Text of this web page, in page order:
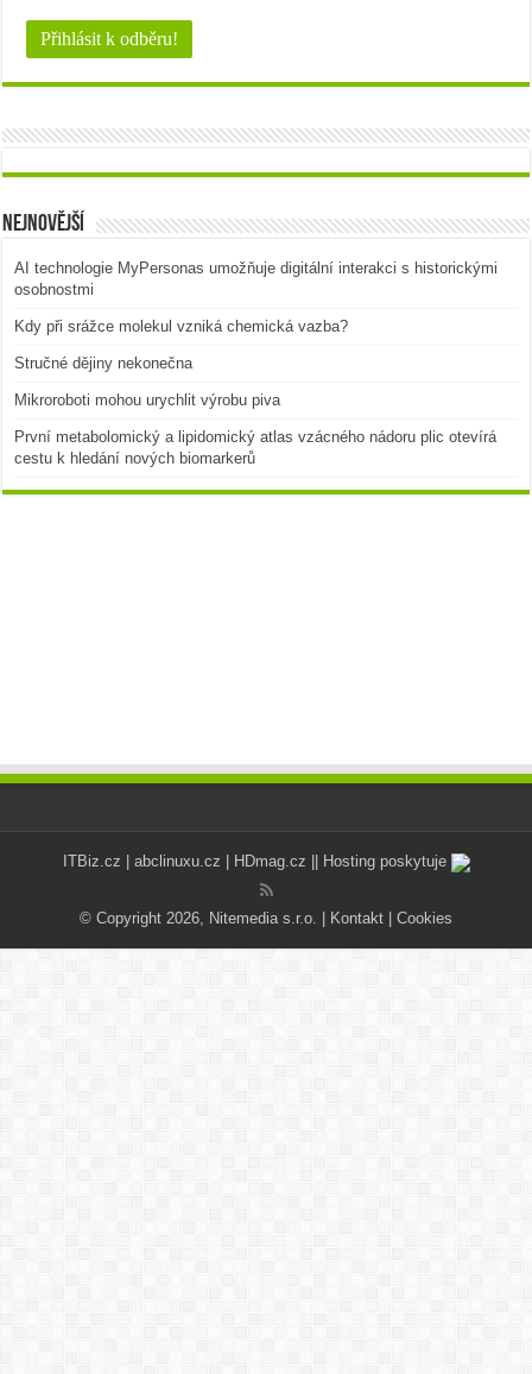
Nejnovější
AI technologie MyPersonas umožňuje digitální interakci s historickými
osobnostmi
Kdy při srážce molekul vzniká chemická vazba?
Stručné dějiny nekonečna
Mikroroboti mohou urychlit výrobu piva
První metabolomický a lipidomický atlas vzácného nádoru plic otevírá
cestu k hledání nových biomarkerů
ITBiz.cz abclinuxu.cz HDmag.cz || Hosting poskytuje
© Copyright 2026, Nitemedia s.r.o. | Kontakt Cookies